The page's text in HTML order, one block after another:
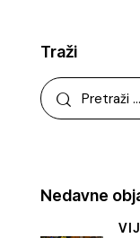
Traži
Nedavne